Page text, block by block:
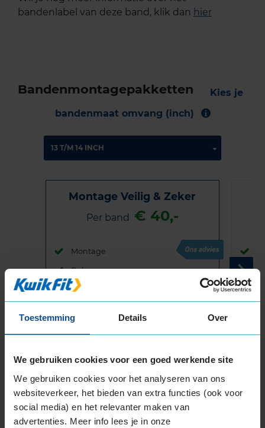
Toestemming Details Over
We gebruiken cookies voor een goed werkende site
We gebruiken cookies voor het analyseren van ons
websiteverkeer, het bieden van extra functies (ook voor
social media) en het relevanter maken van
advertenties. Meer info lees je in onze
bandenlabel van deze band, klik dan hier
Bandenmontagepakketten
Kies je
bandenmaat omvang (inch)
Montage Veilig & Zeker
Per band € 40,-
Montage
Balanceren
Ventiel of TPMS service
Item
of